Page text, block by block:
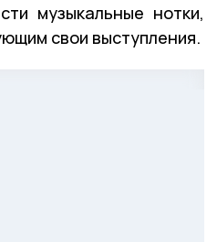
музыкальные нотки,
свои выступления.